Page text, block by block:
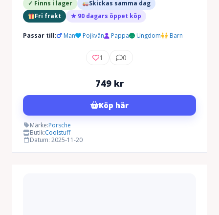
✓ Finns i lager
Skickas samma dag
Fri frakt
★ 90 dagars öppet köp
Passar till: Man Pojkvän Pappa Ungdom Barn
1 0
749 kr
Köp här
Märke:Porsche
Butik:Coolstuff
Datum: 2025-11-20